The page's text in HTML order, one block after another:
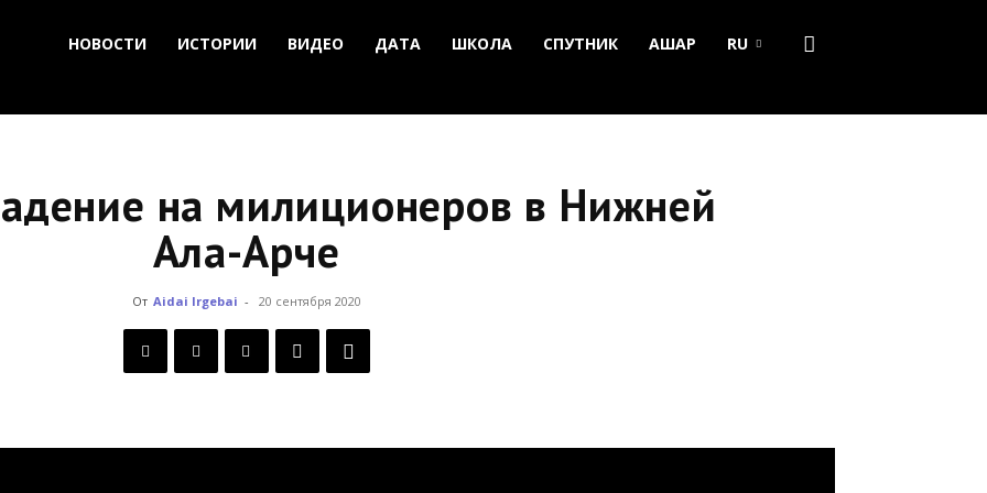
НОВОСТИ ИСТОРИИ ВИДЕО ДАТА ШКОЛА СПУТНИК АШАР RU
на милиционеров в Нижней
Ала-Арче
От Aidai Irgebai - 20 сентября 2020